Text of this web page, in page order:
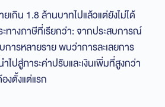
กิน 1.8 ล้านบาทไปแล้วแต่ยังไม่ได้
ทางภาษีที่เรียกว่า: จากประสบการณ์
ารหลายราย พบว่าการละเลยการ
ไปสู่ภาระค่าปรับและเงินเพิ่มที่สูงกว่า
งตั้งแต่แรก